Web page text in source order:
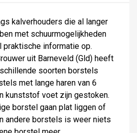
kalverhouders die al langer
met schuurmogelijkheden
praktische informatie op.
uit Barneveld (Gld) heeft
soorten borstels
met lange haren van 6
kunststof voet zijn gestoken.
borstel gaan plat liggen of
andere borstels is weer niets